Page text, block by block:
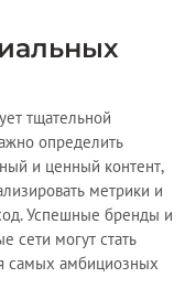
тщательной
определить
и ценный контент,
метрики и
Успешные бренды и
сети могут стать
самых амбициозных